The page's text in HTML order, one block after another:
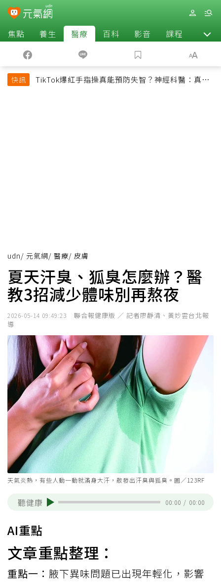
焦點 養生 醫療 百科 影音 課程 退休
快訊
TikTok爆紅手指操真能預防失智？神經科醫：真正
udn/ 元氣網/ 醫療/ 皮膚
夏天汗臭、狐臭怎麼辦？醫
教3招減少體味別再熬夜
2026-05-14 09:49:23
聯合報健康版 ／ 記者廖靜清、黃妙雲台北報
導
天氣炎熱，有些人動一動就滿身大汗，散發出汗臭與狐臭。圖／123RF
聽健康 00:00 / 00:00
AI重點
文章重點整理：
重點一： 腋下異味問題已出現年輕化，影響